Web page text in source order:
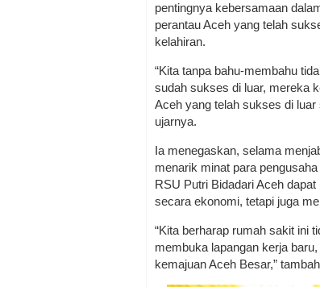
pentingnya kebersamaan
perantau Aceh yang telah
kelahiran.
“Kita tanpa bahu-membahu
sudah sukses di luar, mereka
Aceh yang telah sukses di
ujarnya.
Ia menegaskan, selama
menarik minat para
RSU Putri Bidadari Aceh
secara ekonomi, tetapi juga
“Kita berharap rumah sakit ini
membuka lapangan kerja
kemajuan Aceh Besar,”